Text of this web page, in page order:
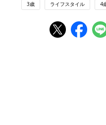
3歳 ライフスタイル 4